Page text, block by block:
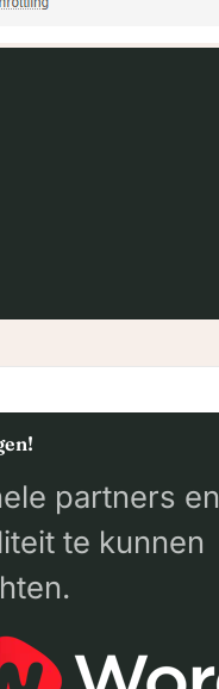
partners en
te kunnen